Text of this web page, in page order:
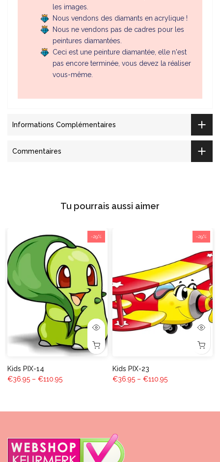
les images.
Nous vendons des diamants en acrylique !
Nous ne vendons pas de cadres pour les
peintures diamantées.
Ceci est une peinture diamantée, elle n'est
pas encore terminée, vous devez la réaliser
vous-même.
Informations Complémentaires
Commentaires
Tu pourrais aussi aimer
-29%
Kids PIX-14
€36.95 – €110.95
-29%
Kids PIX-23
€36.95 – €110.95